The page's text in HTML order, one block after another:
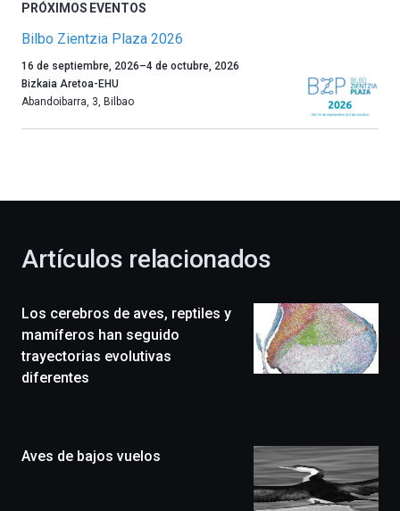
PRÓXIMOS EVENTOS
Bilbo Zientzia Plaza 2026
Un
año
más,
celebración
novena
edición
de
Zientzia
festival
16 de septiembre, 2026–4 de octubre, 2026
Bizkaia Aretoa-EHU
Abandoibarra, 3, Bilbao
Artículos relacionados
Los cerebros de aves, reptiles y
mamíferos han seguido
trayectorias evolutivas
diferentes
Aves de bajos vuelos